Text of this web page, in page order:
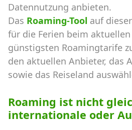
Datennutzung anbieten.
Das Roaming-Tool auf
für die Ferien beim
günstigsten Roamingtarife
den aktuellen Anbieter, das
sowie das Reiseland
Roaming ist nicht
internationale oder